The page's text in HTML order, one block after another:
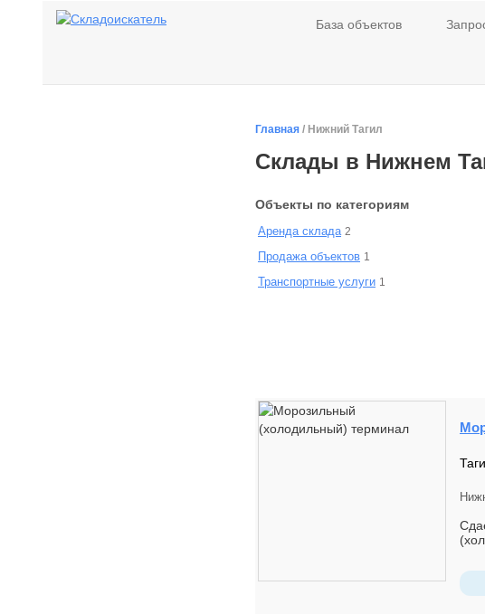
База объектов
Главная / Нижний Тагил
Склады в Нижнем
Объекты по категориям
Аренда склада 2
Продажа объектов 1
Транспортные услуги 1